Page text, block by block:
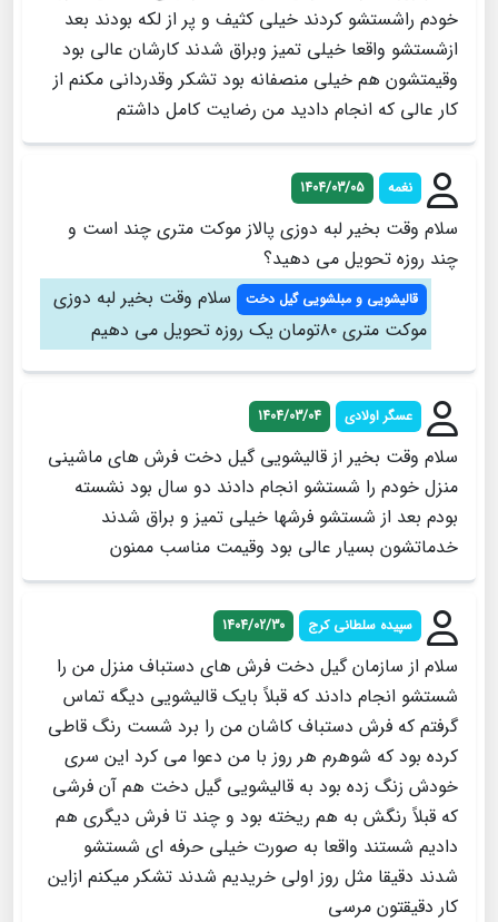
خودم راشستشو کردند خیلی کثیف و پر از لکه بودند بعد
ازشستشو واقعا خیلی تمیز وبراق شدند کارشان عالی بود
وقیمتشون هم خیلی منصفانه بود تشکر وقدردانی مکنم از
کار عالی که انجام دادید من رضایت کامل داشتم
نغمه 1404/03/05
سلام وقت بخیر لبه دوزی پالاز موکت متری چند است و
چند روزه تحویل می دهید؟
قالیشویی و مبلشویی گیل دخت
سلام وقت بخیر لبه دوزی
موکت متری ۸۰تومان یک روزه تحویل می دهیم
عسگر اولادی 1404/03/04
سلام وقت بخیر از قالیشویی گیل دخت فرش های ماشینی
منزل خودم را شستشو انجام دادند دو سال بود نشسته
بودم بعد از شستشو فرشها خیلی تمیز و براق شدند
خدماتشون بسیار عالی بود وقیمت مناسب ممنون
سپیده سلطانی کرج 1404/02/30
سلام از سازمان گیل دخت فرش های دستباف منزل من را
شستشو انجام دادند که قبلاً بایک قالیشویی دیگه تماس
گرفتم که فرش دستباف کاشان من را برد شست رنگ قاطی
کرده بود که شوهرم هر روز با من دعوا می کرد این سری
خودش زنگ زده بود به قالیشویی گیل دخت هم آن فرشی
که قبلاً رنگش به هم ریخته بود و چند تا فرش دیگری هم
دادیم شستند واقعا به صورت خیلی حرفه ای شستشو
شدند دقیقا مثل روز اولی خریدیم شدند تشکر میکنم ازاین
کار دقیقتون مرسی